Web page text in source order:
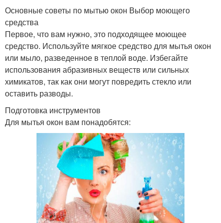
Основные советы по мытью окон Выбор моющего
средства
Первое, что вам нужно, это подходящее моющее
средство. Используйте мягкое средство для мытья окон
или мыло, разведенное в теплой воде. Избегайте
использования абразивных веществ или сильных
химикатов, так как они могут повредить стекло или
оставить разводы.
Подготовка инструментов
Для мытья окон вам понадобятся: